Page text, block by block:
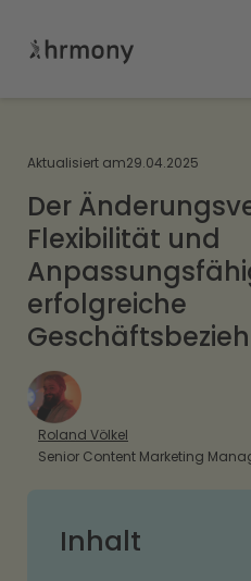
Aktualisiert am29.04.2025
Der
Flexibilität und
erfolgreiche
Roland Völkel
Senior Content Marketing
Inhalt